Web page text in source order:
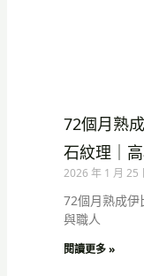
72個月熟
石紋理｜
2026 年 1 月 25
72個月熟成伊
與職人
閱讀更多 »